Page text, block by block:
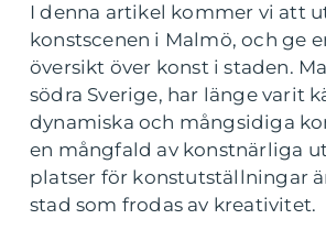
I denna artikel kommer vi att
konstscenen i Malmö, och ge
översikt över konst i staden.
södra Sverige, har länge varit
dynamiska och mångsidiga
en mångfald av konstnärliga
platser för konstutställningar
stad som frodas av kreativitet.